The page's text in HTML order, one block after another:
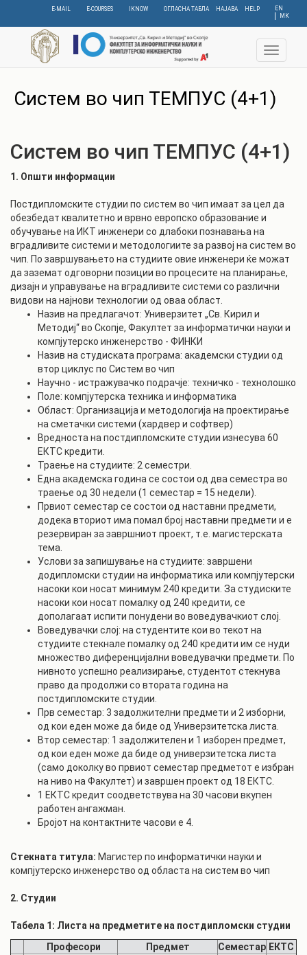
content
EN
МК
E-MAIL E-COURSES IKNOW ОГЛАСНА ТАБЛА НАЈАВА HELP
Toggle
Систем во чип ТЕМПУС (4+1)
Систем во чип ТЕМПУС (4+1)
1. Општи информации
Постдипломските студии по систем во чип имаат за цел да
обезбедат квалитетно и врвно европско образование и
обучување на ИКТ инженери со длабоки познавања на
вградливите системи и методологиите за развој на систем во
чип. По завршувањето на студиите овие инженери ќе можат
да заземат одговорни позиции во процесите на планирање,
дизајн и управување на вградливите системи со различни
видови на најнови технологии од оваа област.
Назив на предлагачот: Универзитет „Св. Кирил и
Методиј“ во Скопје, Факултет за информатички науки и
компјутерско инженерство - ФИНКИ
Назив на студиската програма: академски студии од
втор циклус по Систем во чип
Научно - истражувачко подрачје: техничко - технолошко
Поле: компјутерска техника и информатика
Област: Организација и методологија на проектирање
на сметачки системи (хардвер и софтвер)
Вредноста на постдипломските студии изнесува 60
ЕКТС кредити.
Траење на студиите: 2 семестри.
Една академска година се состои од два семестра во
траење од 30 недели (1 семестар = 15 недели).
Првиот семестар се состои од наставни предмети,
додека вториот има помал број наставни предмети и е
резервиран за завршниот проект, т.е. магистерската
тема.
Услови за запишување на студиите: завршени
додипломски студии на информатика или компјутерски
насоки кои носат минимум 240 кредити. За студиските
насоки кои носат помалку од 240 кредити, се
дополагаат испити понудени во воведувачкиот слој.
Воведувачки слој: на студентите кои во текот на
студиите стекнале помалку од 240 кредити им се нуди
множество диференцијални воведувачки предмети. По
нивното успешно реализирање, студентот стекнува
право да продолжи со втората година на
постдипломските студии.
Прв семестар: 3 задолжителни предмети и 2 изборни,
од кои еден може да биде од Универзитетска листа.
Втор семестар: 1 задолжителен и 1 изборен предмет,
од кои еден може да биде од универзитетска листа
(само доколку во првиот семестар предметот е избран
на ниво на Факултет) и завршен проект од 18 ЕКТС.
1 ЕКТС кредит соодветствува на 30 часови вкупен
работен ангажман.
Бројот на контактните часови е 4.
Стекната титула: Магистер по информатички науки и
компјутерско инженерство од областа на систем во чип
2. Студии
Табела 1: Листа на предметите на постдипломски студии
Професори
Предмет Семестар ЕКТС